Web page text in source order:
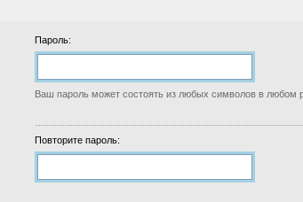
Пароль:
Ваш пароль может состоять из любых символов в любом
Повторите пароль: